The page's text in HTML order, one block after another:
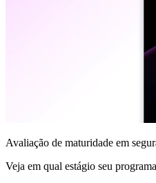
Avaliação de maturidade em
Veja em qual estágio seu